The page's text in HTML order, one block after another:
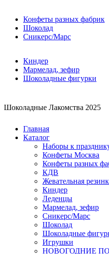
Конфеты разных фабрик
Шоколад
Сникерс/Марс
Киндер
Мармелад, зефир
Шоколадные фигурки
Шоколадные Лакомства 2025
Главная
Каталог
Наборы к
Конфеты Москва
Конфеты разных
КДВ
Жевательная
Киндер
Леденцы
Мармелад, зефир
Сникерс/Марс
Шоколад
Шоколадные
Игрушки
НОВОГОДНИЕ